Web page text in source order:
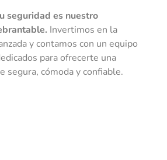
seguridad es nuestro
Invertimos en la
y contamos con un equipo
para ofrecerte una
segura, cómoda y confiable.